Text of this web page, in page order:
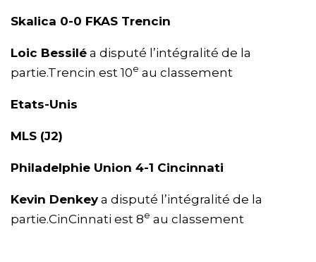
Skalica 0-0 FKAS Trencin
Loic Bessilé a disputé l’intégralité de la
partie.Trencin est 10e au classement
Etats-Unis
MLS (J2)
Philadelphie Union 4-1 Cincinnati
Kevin Denkeya disputé l’intégralité de la
partie.CinCinnati est 8e au classement